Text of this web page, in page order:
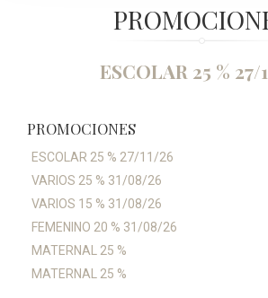
ESCOLAR 25 % 27/
PROMOCIONES
ESCOLAR 25 % 27/11/26
VARIOS 25 % 31/08/26
VARIOS 15 % 31/08/26
FEMENINO 20 % 31/08/26
MATERNAL 25 %
MATERNAL 25 %